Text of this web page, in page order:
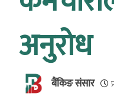
अनुरोध
बैंकिङ संसार